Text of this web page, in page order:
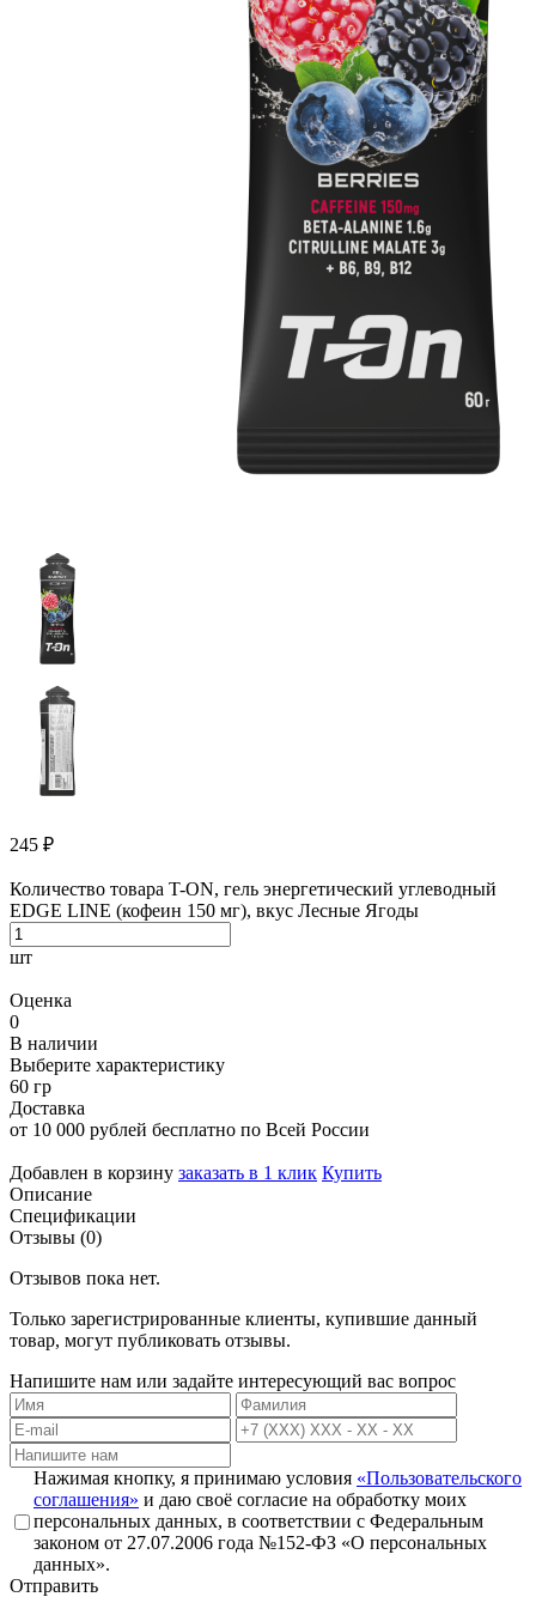
245 ₽
Количество товара T-ON, гель энергетический углеводный
EDGE LINE (кофеин 150 мг), вкус Лесные Ягоды
шт
Оценка
0
В наличии
Выберите характеристику
60 гр
Доставка
от 10 000 рублей бесплатно по Всей России
Добавлен в корзину заказать в 1 клик Купить
Описание
Спецификации
Отзывы (0)
Отзывов пока нет.
Только зарегистрированные клиенты, купившие данный
товар, могут публиковать отзывы.
Напишите нам или задайте интересующий вас вопрос
Нажимая кнопку, я принимаю условия «Пользовательского
соглашения» и даю своё согласие на обработку моих
персональных данных, в соответствии с Федеральным
законом от 27.07.2006 года №152-ФЗ «О персональных
данных».
Отправить